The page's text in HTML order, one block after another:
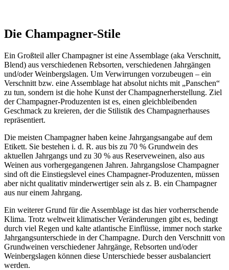
Die Champagner-Stile
Ein Großteil aller Champagner ist eine Assemblage (aka Verschnitt,
Blend) aus verschiedenen Rebsorten, verschiedenen Jahrgängen
und/oder Weinbergslagen. Um Verwirrungen vorzubeugen – ein
Verschnitt bzw. eine Assemblage hat absolut nichts mit „Panschen“
zu tun, sondern ist die hohe Kunst der Champagnerherstellung. Ziel
der Champagner-Produzenten ist es, einen gleichbleibenden
Geschmack zu kreieren, der die Stilistik des Champagnerhauses
repräsentiert.
Die meisten Champagner haben keine Jahrgangsangabe auf dem
Etikett. Sie bestehen i. d. R. aus bis zu 70 % Grundwein des
aktuellen Jahrgangs und zu 30 % aus Reserveweinen, also aus
Weinen aus vorhergegangenen Jahren. Jahrgangslose Champagner
sind oft die Einstiegslevel eines Champagner-Produzenten, müssen
aber nicht qualitativ minderwertiger sein als z. B. ein Champagner
aus nur einem Jahrgang.
Ein weiterer Grund für die Assemblage ist das hier vorherrschende
Klima. Trotz weltweit klimatischer Veränderungen gibt es, bedingt
durch viel Regen und kalte atlantische Einflüsse, immer noch starke
Jahrgangsunterschiede in der Champagne. Durch den Verschnitt von
Grundweinen verschiedener Jahrgänge, Rebsorten und/oder
Weinbergslagen können diese Unterschiede besser ausbalanciert
werden.